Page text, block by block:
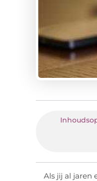
Als jij al jaren